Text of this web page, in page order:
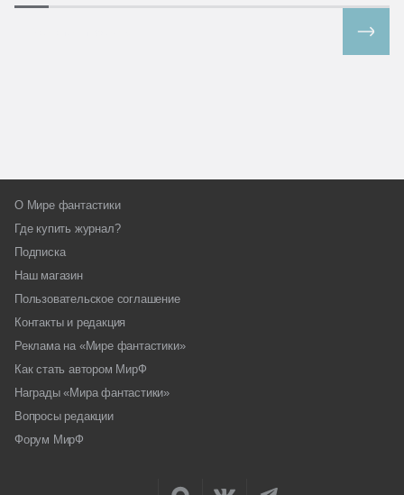
О Мире фантастики
Где купить журнал?
Подписка
Наш магазин
Пользовательское соглашение
Контакты и редакция
Реклама на «Мире фантастики»
Как стать автором МирФ
Награды «Мира фантастики»
Вопросы редакции
Форум МирФ